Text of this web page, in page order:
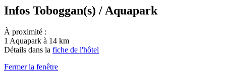
Infos Toboggan(s) / Aquapark
À proximité :
1 Aquapark à 14 km
Détails dans la fiche de l'hôtel
Fermer la fenêtre